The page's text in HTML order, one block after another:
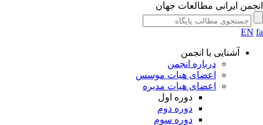
ایرانی مطالعات جهان
EN
آشنایی با انجمن
درباره انجمن
اعضای هیات موسس
اعضای هیات مدیره
دوره اول
دوره دوم
دوره سوم